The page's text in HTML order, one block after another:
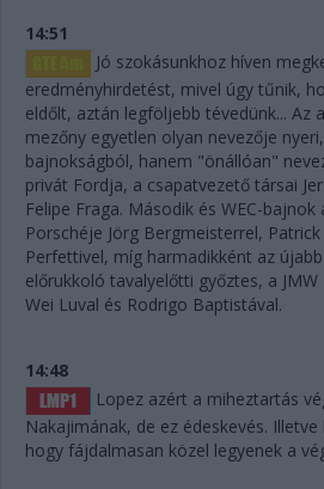
14:51
Jó szokásunkhoz híven
eredményhirdetést, mivel úgy tűnik,
eldőlt, aztán legföljebb tévedünk... Az
mezőny egyetlen olyan nevezője
bajnokságból, hanem "önállóan"
privát Fordja, a csapatvezető társai
Felipe Fraga. Második és WEC-
Porschéje Jörg Bergmeisterrel,
Perfettivel, míg harmadikként az
előrukkoló tavalyelőtti győztes, a JMW
Wei Luval és Rodrigo Baptistával.
14:48
Lopez azért a miheztartás
Nakajimának, de ez édeskevés.
hogy fájdalmasan közel legyenek a